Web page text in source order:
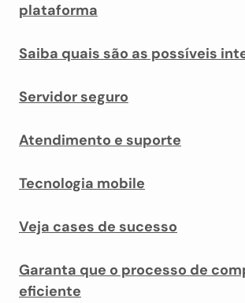
plataforma
Saiba quais são as possíveis
Servidor seguro
Atendimento e suporte
Tecnologia mobile
Veja cases de sucesso
Garanta que o processo de
eficiente